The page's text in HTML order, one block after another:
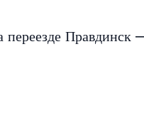
Правдинск